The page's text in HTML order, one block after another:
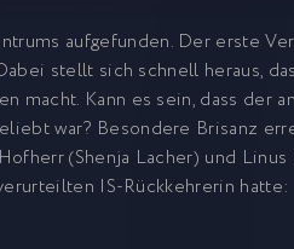
aufgefunden. Der erste
stellt sich schnell heraus,
macht. Kann es sein, dass der
war? Besondere Brisanz
(Shenja Lacher) und Linus
IS-Rückkehrerin hatte: